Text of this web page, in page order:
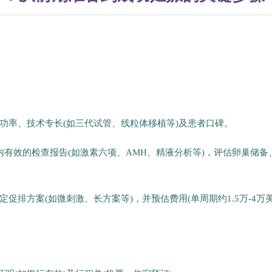
、技术专长(如三代试管、线粒体移植等)及患者口碑。
效的检查报告(如激素六项、AMH、精液分析等)，评估卵巢储备
促排方案(如微刺激、长方案等)，并预估费用(单周期约1.5万-4万